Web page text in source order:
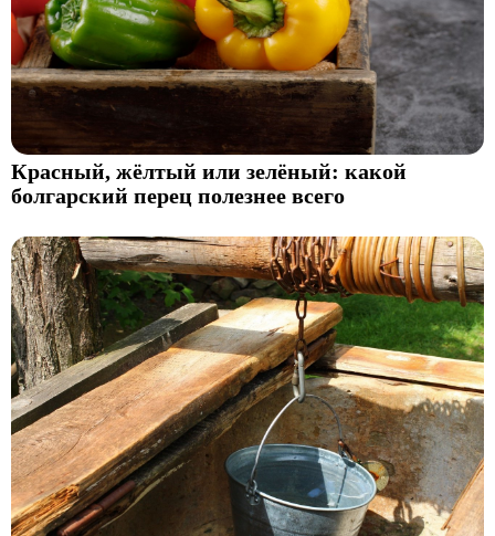
Красный, жёлтый или зелёный: какой
болгарский перец полезнее всего